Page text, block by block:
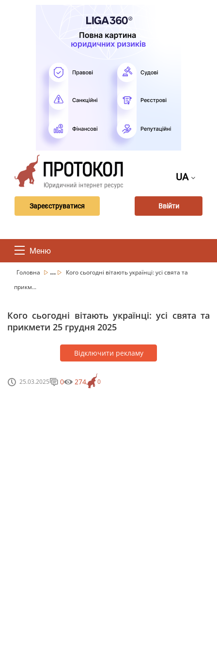
UA
Зареєструватися Ввійти
Меню
Головна ...
Кого сьогодні вітають українці: усі свята та
прикм...
Кого сьогодні вітають українці: усі свята та
прикмети 25 грудня 2025
Відключити рекламу
25.03.2025 0
0 274